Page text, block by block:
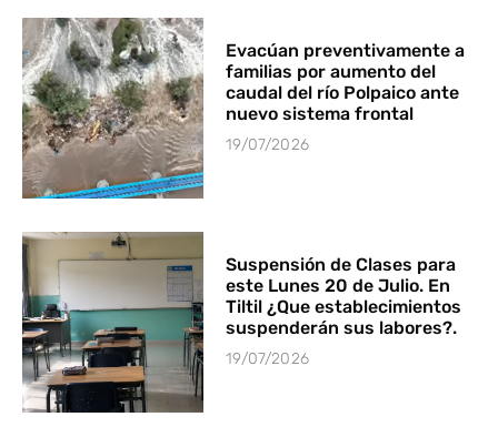
Evacúan preventivamente a
familias por aumento del
caudal del río Polpaico ante
nuevo sistema frontal
19/07/2026
Suspensión de Clases para
este Lunes 20 de Julio. En
Tiltil ¿Que establecimientos
suspenderán sus labores?.
19/07/2026